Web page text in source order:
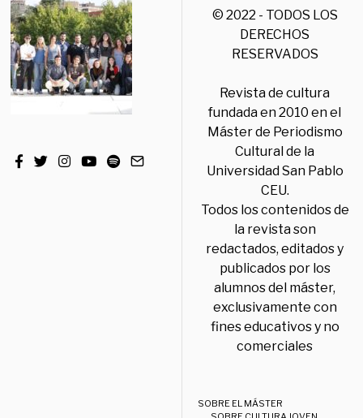
© 2022 - TODOS LOS
DERECHOS
RESERVADOS
Revista de cultura
fundada en 2010 en el
Máster de Periodismo
Cultural de la
Universidad San Pablo
CEU.
Todos los contenidos de
la revista son
redactados, editados y
publicados por los
alumnos del máster,
exclusivamente con
fines educativos y no
comerciales
SOBRE EL MÁSTER